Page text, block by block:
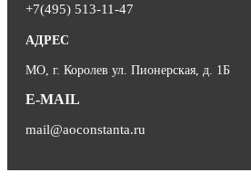
+7(495) 513-11-47
АДРЕС
МО, г. Королев ул. Пионерская, д. 1Б
E-MAIL
mail@aoconstanta.ru